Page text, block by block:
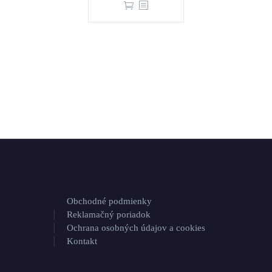
Obchodné podmienky
Reklamačný poriadok
Ochrana osobných údajov a cookies
Kontakt